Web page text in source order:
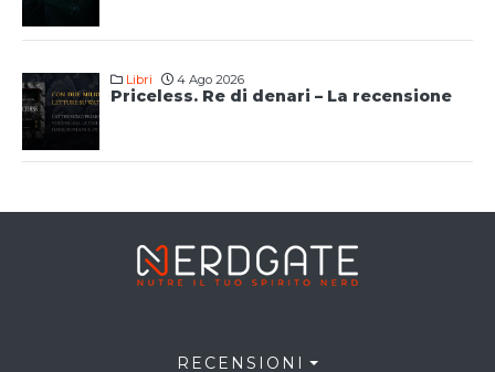
Libri 4 Ago 2026
Priceless. Re di denari – La recensione
RECENSIONI